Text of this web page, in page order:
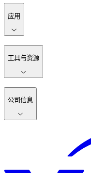
应用
工具与资源
公司信息